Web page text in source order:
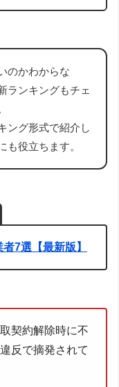
のかわからな
ランキングもチェ
ング形式で紹介し
も役立ちます。
7選【最新版】
契約解除時に不
反で摘発されて